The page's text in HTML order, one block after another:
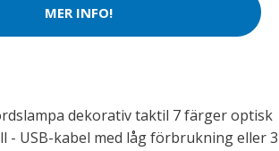
MER INFO!